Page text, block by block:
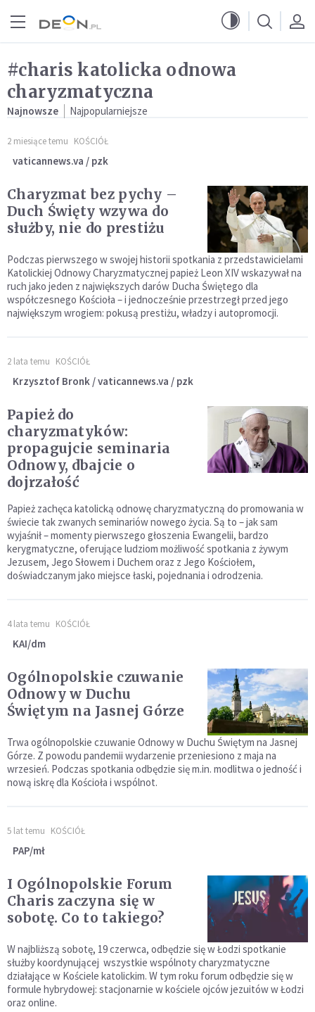
#charis katolicka odnowa
charyzmatyczna
Najnowsze Najpopularniejsze
2 miesiące temu KOŚCIÓŁ
vaticannews.va / pzk
Charyzmat bez pychy –
Duch Święty wzywa do
służby, nie do prestiżu
Podczas pierwszego w swojej historii spotkania z przedstawicielami
Katolickiej Odnowy Charyzmatycznej papież Leon XIV wskazywał na
ruch jako jeden z największych darów Ducha Świętego dla
współczesnego Kościoła – i jednocześnie przestrzegł przed jego
największym wrogiem: pokusą prestiżu, władzy i autopromocji.
2 lata temu KOŚCIÓŁ
Krzysztof Bronk / vaticannews.va / pzk
Papież do
charyzmatyków:
propagujcie seminaria
Odnowy, dbajcie o
dojrzałość
Papież zachęca katolicką odnowę charyzmatyczną do promowania w
świecie tak zwanych seminariów nowego życia. Są to – jak sam
wyjaśnił – momenty pierwszego głoszenia Ewangelii, bardzo
kerygmatyczne, oferujące ludziom możliwość spotkania z żywym
Jezusem, Jego Słowem i Duchem oraz z Jego Kościołem,
doświadczanym jako miejsce łaski, pojednania i odrodzenia.
4 lata temu KOŚCIÓŁ
KAI/dm
Ogólnopolskie czuwanie
Odnowy w Duchu
Świętym na Jasnej Górze
Trwa ogólnopolskie czuwanie Odnowy w Duchu Świętym na Jasnej
Górze. Z powodu pandemii wydarzenie przeniesiono z maja na
wrzesień. Podczas spotkania odbędzie się m.in. modlitwa o jedność i
nową iskrę dla Kościoła i wspólnot.
5 lat temu KOŚCIÓŁ
PAP/mł
I Ogólnopolskie Forum
Charis zaczyna się w
sobotę. Co to takiego?
W najbliższą sobotę, 19 czerwca, odbędzie się w Łodzi spotkanie
służby koordynującej wszystkie wspólnoty charyzmatyczne
działające w Kościele katolickim. W tym roku forum odbędzie się w
formule hybrydowej: stacjonarnie w kościele ojców jezuitów w Łodzi
oraz online.